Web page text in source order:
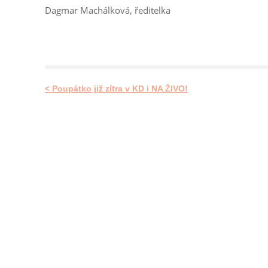
Dagmar Machálková, ředitelka
< Poupátko již zítra v KD i NA ŽIVO!